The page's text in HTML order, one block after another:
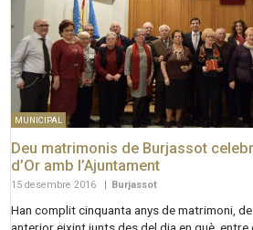
MUNICIPAL
Deu matrimonis de Burjassot
d’Or amb l’Ajuntament
15 desembre 2016 | Burjassot
Han complit cinquanta anys de matrimoni,
anterior eixint junts des del dia en què, entre